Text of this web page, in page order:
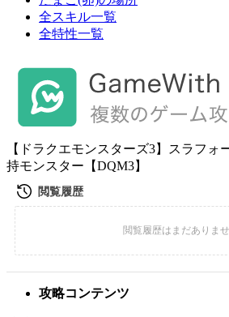
全スキル一覧
全特性一覧
【ドラクエモンスターズ3】スラフォ
持モンスター【DQM3】
攻略コンテンツ